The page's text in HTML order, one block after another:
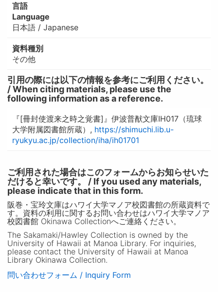
言語
Language
日本語 / Japanese
資料種別
その他
引用の際には以下の情報を参考にご利用ください。
/ When citing materials, please use the
following information as a reference.
『[冊封使渡来之時之覚書]』伊波普猷文庫IH017（琉球
大学附属図書館所蔵）, https://shimuchi.lib.u-
ryukyu.ac.jp/collection/iha/ih01701
ご利用された場合はこのフォームからお知らせいた
だけると幸いです。 / If you used any materials,
please indicate that in this form.
阪巻・宝玲文庫はハワイ大学マノア校図書館の所蔵資料で
す。資料の利用に関するお問い合わせはハワイ大学マノア
校図書館 Okinawa Collectionへご連絡ください。
The Sakamaki/Hawley Collection is owned by the
University of Hawaii at Manoa Library. For inquiries,
please contact the University of Hawaii at Manoa
Library Okinawa Collection.
問い合わせフォーム / Inquiry Form